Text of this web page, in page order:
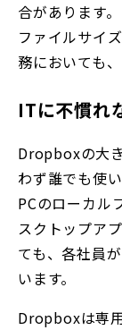
合があります。
ファイルサイ
務においても
ITに不慣れ
Dropboxの大
わず誰でも使
PCのローカル
スクトップア
ても、各社員
います。
Dropboxは専